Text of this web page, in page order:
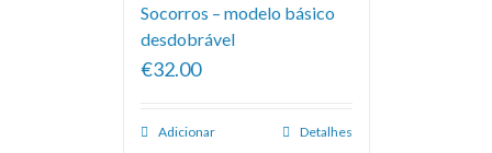
Socorros – modelo básico
desdobrável
€32.00
Adicionar Detalhes